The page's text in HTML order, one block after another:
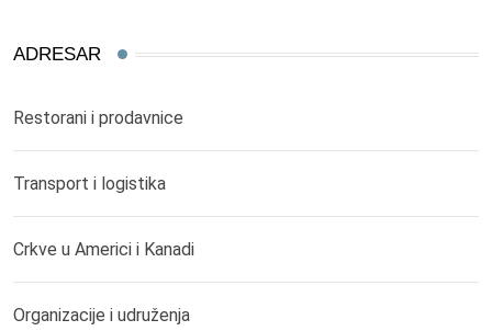
ADRESAR
Restorani i prodavnice
Transport i logistika
Crkve u Americi i Kanadi
Organizacije i udruženja